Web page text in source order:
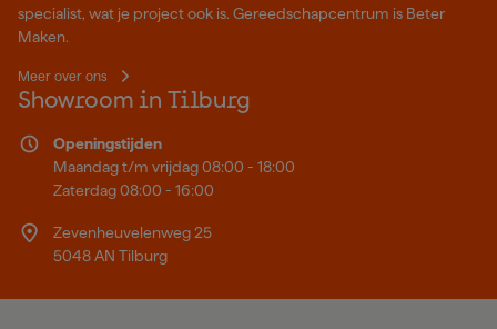
specialist, wat je project ook is. Gereedschapcentrum is Beter
Maken.
Meer over ons
Showroom in Tilburg
Openingstijden
Maandag t/m vrijdag 08:00 - 18:00
Zaterdag 08:00 - 16:00
Zevenheuvelenweg 25
5048 AN Tilburg